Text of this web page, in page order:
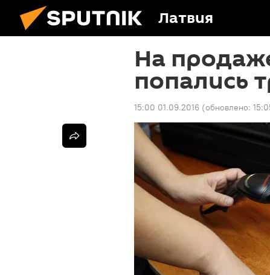
Латвия
На
попались
15:00 01.09.2016 (обновлено: